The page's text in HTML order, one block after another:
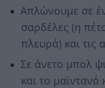
Απλώνουμε σε
σαρδέλες (η
πλευρά) και τις
Σε άνετο μπολ
και το